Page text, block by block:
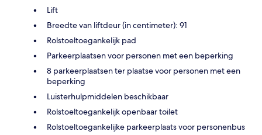
Lift
Breedte van liftdeur (in centimeter): 91
Rolstoeltoegankelijk pad
Parkeerplaatsen voor personen met een beperking
8 parkeerplaatsen ter plaatse voor personen met een
beperking
Luisterhulpmiddelen beschikbaar
Rolstoeltoegankelijk openbaar toilet
Rolstoeltoegankelijke parkeerplaats voor personenbus